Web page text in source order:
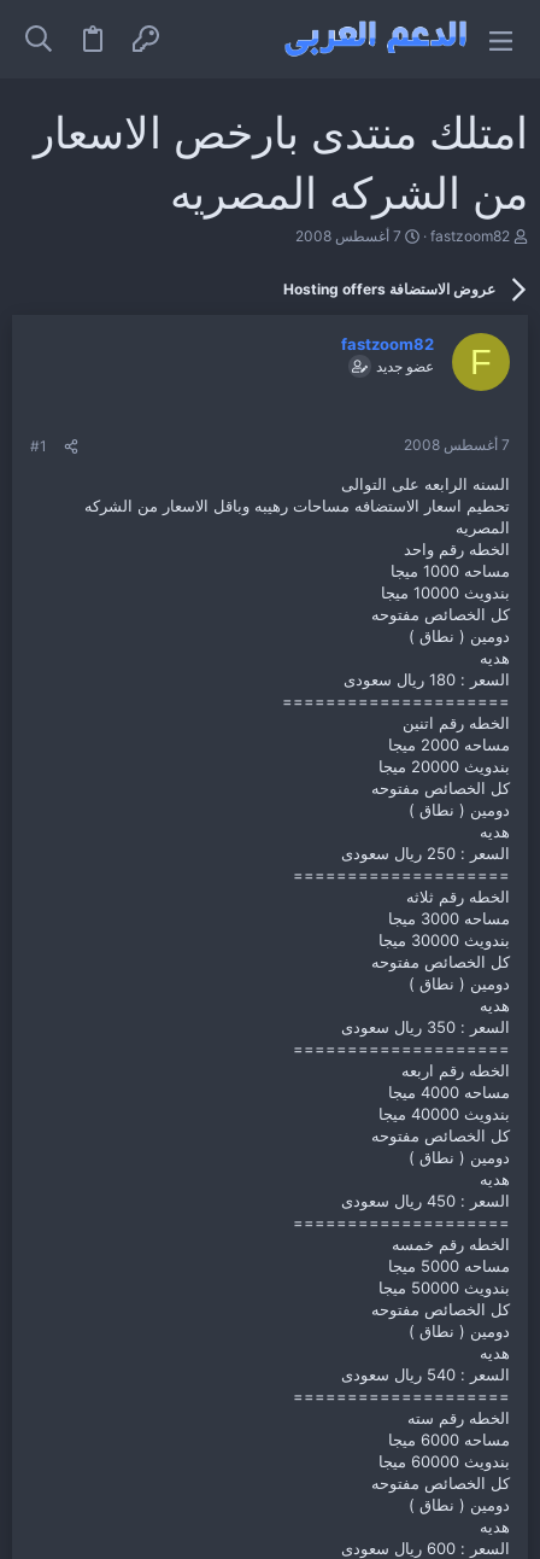
امتلك منتدى بارخص الاسعار
من الشركه المصريه
ب
م
و
ض
fastzoom82
ت
ي
ل
ب
7 أغسطس 2008
عروض الاستضافة Hosting offers
F
fastzoom82
عضو جديد
7 أغسطس 2008 #1
السنه الرابعه على التوالى
تحطيم اسعار الاستضافه مساحات رهيبه وباقل الاسعار من الشركه
المصريه
الخطه رقم واحد
مساحه 1000 ميجا
بندويث 10000 ميجا
كل الخصائص مفتوحه
دومين ( نطاق )
هديه
السعر : 180 ريال سعودى
=====================
الخطه رقم اتنين
مساحه 2000 ميجا
بندويث 20000 ميجا
كل الخصائص مفتوحه
دومين ( نطاق )
هديه
السعر : 250 ريال سعودى
====================
الخطه رقم ثلاثه
مساحه 3000 ميجا
بندويث 30000 ميجا
كل الخصائص مفتوحه
دومين ( نطاق )
هديه
السعر : 350 ريال سعودى
====================
الخطه رقم اربعه
مساحه 4000 ميجا
بندويث 40000 ميجا
كل الخصائص مفتوحه
دومين ( نطاق )
هديه
السعر : 450 ريال سعودى
====================
الخطه رقم خمسه
مساحه 5000 ميجا
بندويث 50000 ميجا
كل الخصائص مفتوحه
دومين ( نطاق )
هديه
السعر : 540 ريال سعودى
====================
الخطه رقم سته
مساحه 6000 ميجا
بندويث 60000 ميجا
كل الخصائص مفتوحه
دومين ( نطاق )
هديه
السعر : 600 ريال سعودى